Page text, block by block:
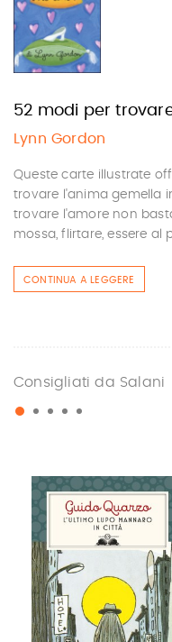
52 modi per
Lynn Gordon
Queste carte illustrate
trovare l'anima gemella
trovare l'amore non
mossa, flirtare, essere
CONTINUA A LEGGERE
Consigliati da Salani